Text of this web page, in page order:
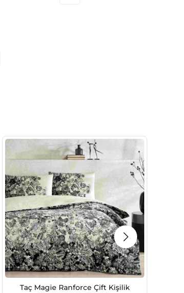
Taç Magie Ranforce Çift Kişilik